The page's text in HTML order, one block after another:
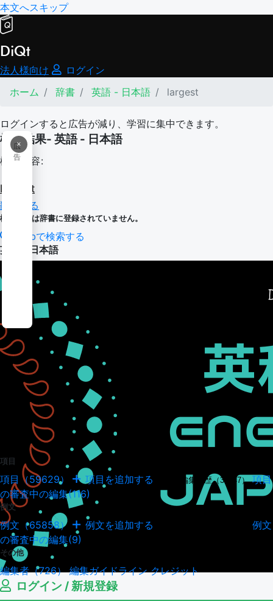
本文へスキップ
DiQt
法人様向け
ログイン
ホーム
辞書 英語 - 日本語 largest
ログインすると広告が減り、学習に集中できます。
×
広
告
検索結果- 英語 - 日本語
検索内容:
largest
翻訳する
検索内容は辞書に登録されていません。
Webで検索する
英語 - 日本語
項目
項目（59629） 項目を追加する 項目の編集履歴（34947） 項目
の審査中の編集(116)
例文
例文（65858） 例文を追加する
例文
の審査中の編集(9)
その他
編集者（726）編集ガイドラインクレジット
ログイン / 新規登録